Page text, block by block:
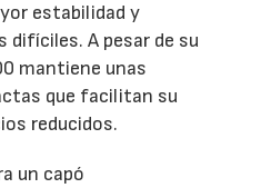
estabilidad y
A pesar de su
mantiene unas
que facilitan su
reducidos.
un capó